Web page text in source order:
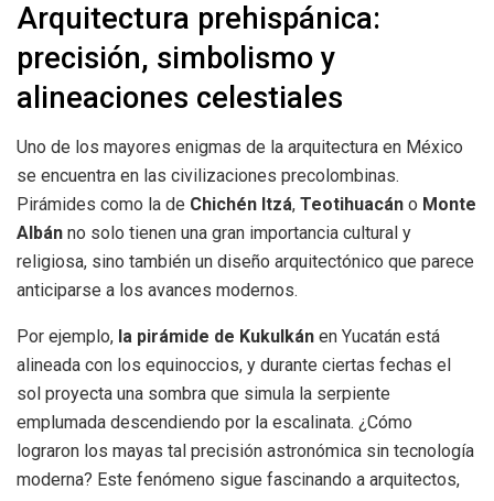
Arquitectura prehispánica:
precisión, simbolismo y
alineaciones celestiales
Uno de los mayores enigmas de la arquitectura en México
se encuentra en las civilizaciones precolombinas.
Pirámides como la de Chichén Itzá, Teotihuacán o Monte
Albán no solo tienen una gran importancia cultural y
religiosa, sino también un diseño arquitectónico que parece
anticiparse a los avances modernos.
Por ejemplo, la pirámide de Kukulkán en Yucatán está
alineada con los equinoccios, y durante ciertas fechas el
sol proyecta una sombra que simula la serpiente
emplumada descendiendo por la escalinata. ¿Cómo
lograron los mayas tal precisión astronómica sin tecnología
moderna? Este fenómeno sigue fascinando a arquitectos,